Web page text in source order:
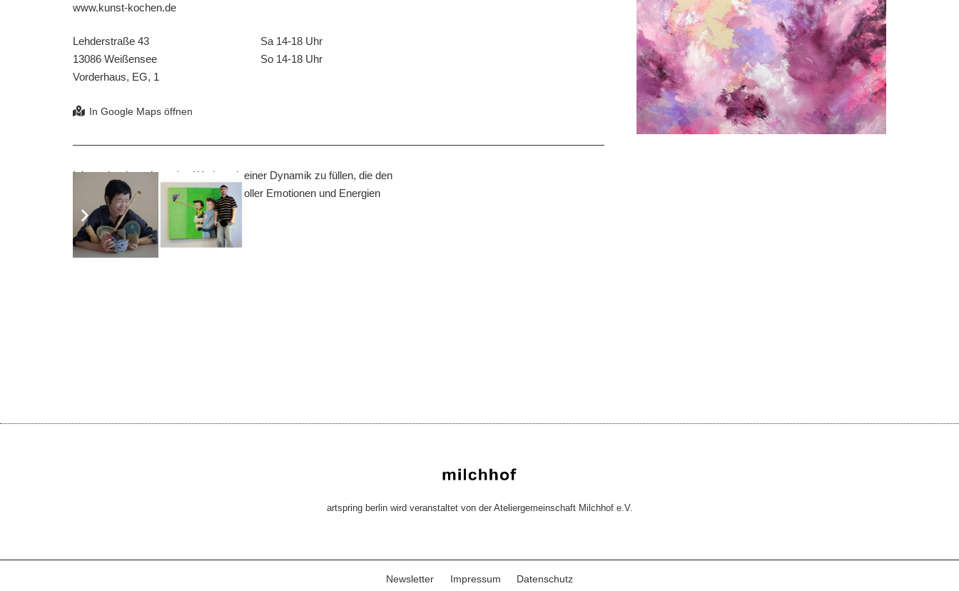
www.kunst-kochen.de
Lehderstraße 43
13086 Weißensee
Vorderhaus, EG, 1
Sa 14-18 Uhr
So 14-18 Uhr
Ich strebe danach, meine Werke mit einer Dynamik zu füllen, die den
Betrachter mitreißt und in eine Welt voller Emotionen und Energien
entführt.
artspring berlin wird veranstaltet von der Ateliergemeinschaft Milchhof e.V.
Newsletter Impressum Datenschutz